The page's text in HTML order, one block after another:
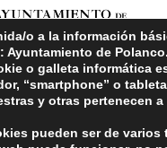
o a la información
Ayuntamiento de Polanco.
o galleta informática
“smartphone” o
y otras pertenecen
pueden ser de